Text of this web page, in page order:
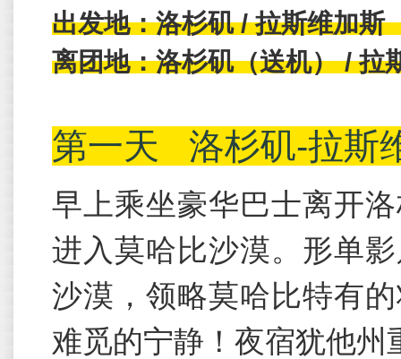
出发地：洛杉矶 / 拉斯维加斯
离团地：洛杉矶（送机） / 拉
第一天 洛杉矶-拉斯
早上乘坐豪华巴士离开
进入莫哈比沙漠。形单
沙漠，领略莫哈比特有
难觅的宁静！夜宿犹他州